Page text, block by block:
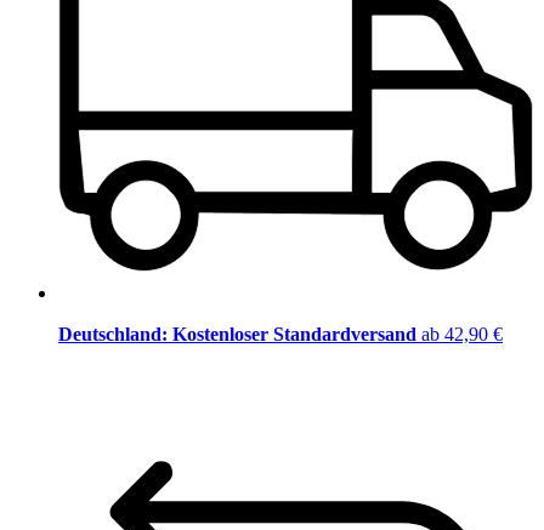
Deutschland: Kostenloser Standardversand ab 42,90 €